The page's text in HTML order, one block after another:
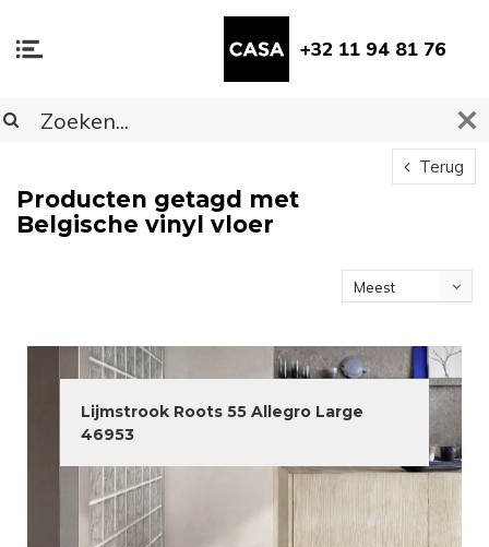
+32 11 94 81 76
Terug
Producten getagd met
Belgische vinyl vloer
Meest
Lijmstrook Roots 55 Allegro Large
46953